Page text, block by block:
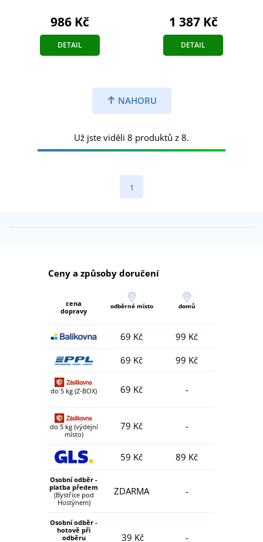
986 Kč
DETAIL
1 387 Kč
DETAIL
NAHORU
Už jste viděli 8 produktů z 8.
1
Ceny a způsoby doručení
cena
dopravy
odběrné místo domů
69 Kč
99 Kč
69 Kč
99 Kč
do 5 kg (Z-BOX) 69 Kč -
do 5 kg (výdejní
místo)
79 Kč -
59 Kč 89 Kč
Osobní odběr -
platba předem
(Bystřice pod
Hostýnem)
ZDARMA -
Osobní odběr -
hotově při
odběru
39 Kč -